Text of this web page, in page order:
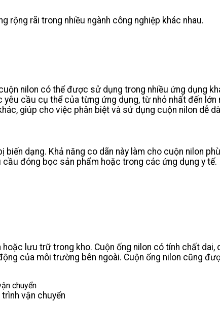
rộng rãi trong nhiều ngành công nghiệp khác nhau.
nilon có thể được sử dụng trong nhiều ứng dụng
cầu cụ thể của từng ứng dụng, từ nhỏ nhất đến lớn
giúp cho việc phân biệt và sử dụng cuộn nilon dễ
dạng. Khả năng co dãn này làm cho cuộn nilon
đóng bọc sản phẩm hoặc trong các ứng dụng y tế.
lưu trữ trong kho. Cuộn ống nilon có tính chất dai,
của môi trường bên ngoài. Cuộn ống nilon cũng
vận chuyển